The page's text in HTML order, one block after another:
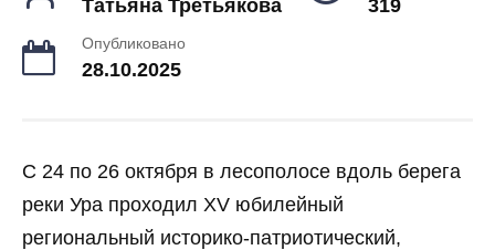
Татьяна Третьякова 319
Опубликовано
28.10.2025
С 24 по 26 октября в лесополосе вдоль берега
реки Ура проходил XV юбилейный
региональный историко-патриотический,